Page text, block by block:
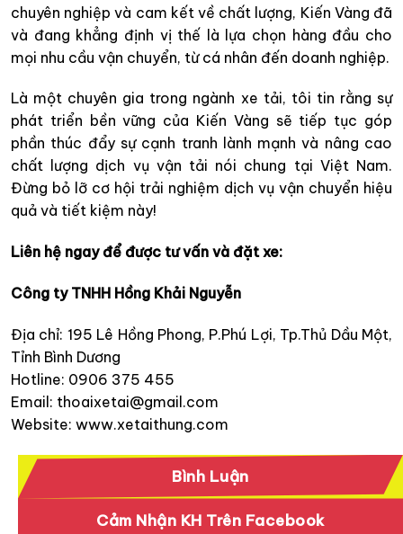
chuyên nghiệp và cam kết về chất lượng, Kiến Vàng đã
và đang khẳng định vị thế là lựa chọn hàng đầu cho
mọi nhu cầu vận chuyển, từ cá nhân đến doanh nghiệp.
Là một chuyên gia trong ngành xe tải, tôi tin rằng sự
phát triển bền vững của Kiến Vàng sẽ tiếp tục góp
phần thúc đẩy sự cạnh tranh lành mạnh và nâng cao
chất lượng dịch vụ vận tải nói chung tại Việt Nam.
Đừng bỏ lỡ cơ hội trải nghiệm dịch vụ vận chuyển hiệu
quả và tiết kiệm này!
Liên hệ ngay để được tư vấn và đặt xe:
Công ty TNHH Hồng Khải Nguyễn
Địa chỉ: 195 Lê Hồng Phong, P.Phú Lợi, Tp.Thủ Dầu Một,
Tỉnh Bình Dương
Hotline: 0906 375 455
Email: thoaixetai@gmail.com
Website: www.xetaithung.com
Bình Luận
Cảm Nhận KH Trên Facebook